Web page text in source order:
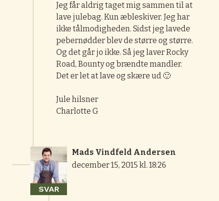
Jeg får aldrig taget mig sammen til at
lave julebag. Kun æbleskiver. Jeg har
ikke tålmodigheden. Sidst jeg lavede
pebernødder blev de større og større.
Og det går jo ikke. Så jeg laver Rocky
Road, Bounty og brændte mandler.
Det er let at lave og skære ud 🙂
Jule hilsner
Charlotte G
SVAR
Mads Vindfeld Andersen
december 15, 2015 kl. 18:26